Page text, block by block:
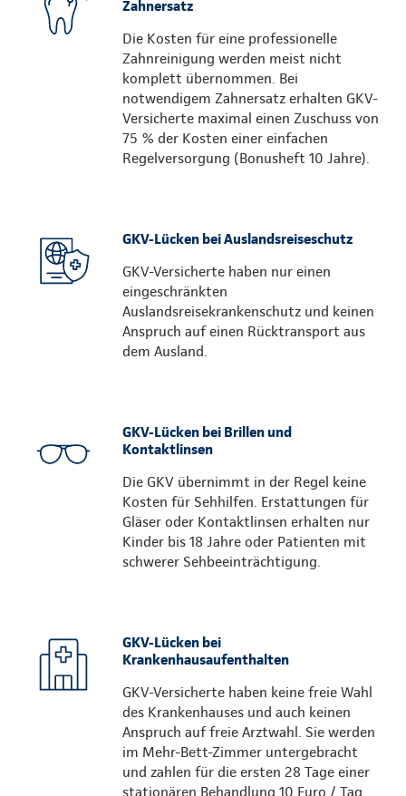
Zahnersatz
Die Kosten für eine professionelle
Zahnreinigung werden meist nicht
komplett übernommen. Bei
notwendigem Zahnersatz erhalten GKV-
Versicherte maximal einen Zuschuss von
75 % der Kosten einer einfachen
Regelversorgung (Bonusheft 10 Jahre).
GKV-Lücken bei Auslandsreiseschutz
GKV-Versicherte haben nur einen
eingeschränkten
Auslandsreisekrankenschutz und keinen
Anspruch auf einen Rücktransport aus
dem Ausland.
GKV-Lücken bei Brillen und
Kontaktlinsen
Die GKV übernimmt in der Regel keine
Kosten für Sehhilfen. Erstattungen für
Gläser oder Kontaktlinsen erhalten nur
Kinder bis 18 Jahre oder Patienten mit
schwerer Sehbeeinträchtigung.
GKV-Lücken bei
Krankenhausaufenthalten
GKV-Versicherte haben keine freie Wahl
des Krankenhauses und auch keinen
Anspruch auf freie Arztwahl. Sie werden
im Mehr-Bett-Zimmer untergebracht
und zahlen für die ersten 28 Tage einer
stationären Behandlung 10 Euro / Tag